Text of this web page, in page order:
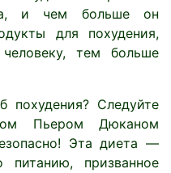
и чем больше он
для похудения,
тем больше
Следуйте
Пьером Дюканом
Эта диета —
питанию, призванное